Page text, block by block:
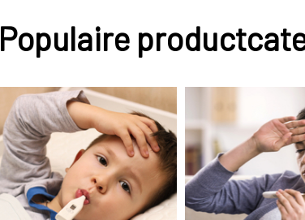
Populaire